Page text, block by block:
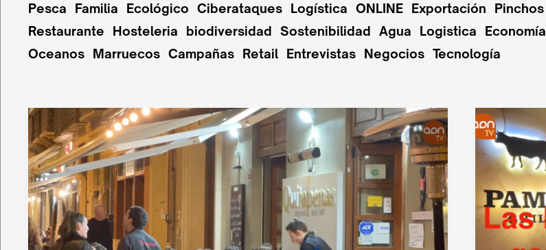
Pesca
Familia Ecológico Ciberataques Logística ONLINE Exportación Pinchos
Restaurante
Hosteleria biodiversidad Sostenibilidad Agua Logistica Economía
Oceanos Marruecos Campañas Retail Entrevistas Negocios Tecnología